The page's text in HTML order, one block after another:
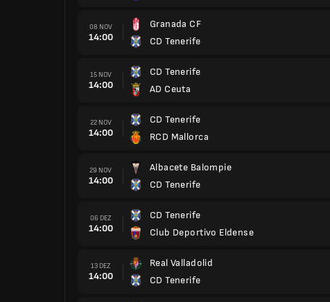
08 NOV
14:00
Granada CF
CD Tenerife
15 NOV
14:00
CD Tenerife
AD Ceuta
22 NOV
14:00
CD Tenerife
RCD Mallorca
29 NOV
14:00
Albacete Balompie
CD Tenerife
06 DEZ
14:00
CD Tenerife
Club Deportivo Eldense
13 DEZ
14:00
Real Valladolid
CD Tenerife